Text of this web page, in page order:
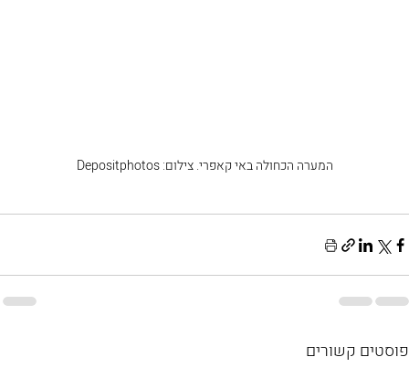
המערה הכחולה באי קאפרי. צילום: Depositphotos
פוסטים קשורים